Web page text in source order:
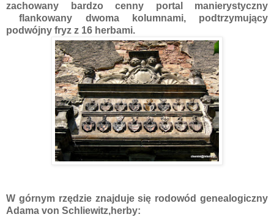
zachowany bardzo cenny portal manierystyczny
flankowany dwoma kolumnami, podtrzymujący
podwójny fryz z 16 herbami.
W górnym rzędzie znajduje się rodowód genealogiczny
Adama von Schliewitz,herby: